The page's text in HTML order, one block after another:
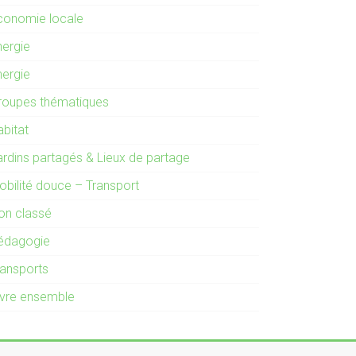
locale
thématiques
partagés & Lieux de partage
douce – Transport
classé
ensemble